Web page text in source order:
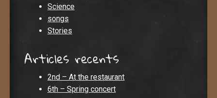
Science
songs
Stories
Articles recents
2nd – At the restaurant
6th – Spring concert